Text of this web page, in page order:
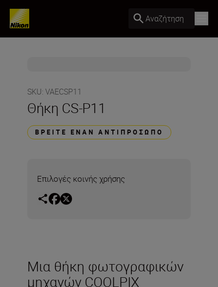
Αναζήτηση
SKU: VAECSP11
Θήκη CS-P11
ΒΡΕΊΤΕ ΈΝΑΝ ΑΝΤΙΠΡΌΣΩΠΟ
Επιλογές κοινής χρήσης
Μια θήκη φωτογραφικών
μηχανών COOLPIX